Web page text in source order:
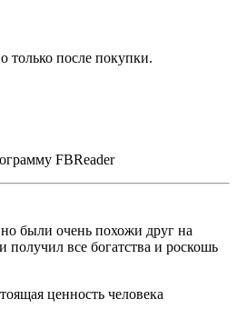
после покупки.
FBReader
были очень похожи друг на
все богатства и роскошь
ценность человека